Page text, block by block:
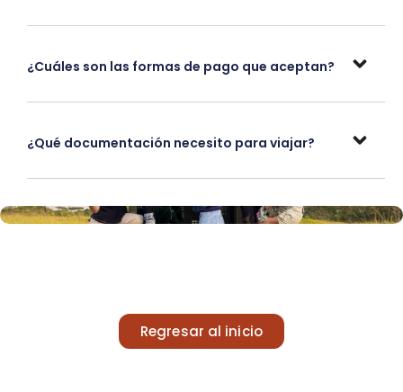
¿Cuáles son las formas de pago que aceptan?
¿Qué documentación necesito para viajar?
Regresar al inicio